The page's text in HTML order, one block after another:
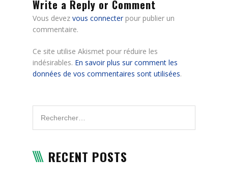
Write a Reply or Comment
Vous devez vous connecterpour publier un
commentaire.
Ce site utilise Akismet pour réduire les
indésirables. En savoir plus sur comment les
données de vos commentaires sont utilisées.
RECENT POSTS